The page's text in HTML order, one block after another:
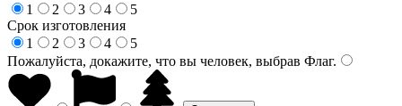
1
2 3 4
5
Срок изготовления
1
2 3 4
5
Пожалуйста, докажите, что вы человек, выбрав Флаг.